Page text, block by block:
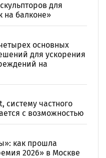
для
на балконе»
основных
для ускорения
на
систему частного
с возможностью
как прошла
2026» в Москве